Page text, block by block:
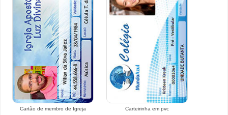
Cartão de membro de Igreja
Carteirinha em pvc